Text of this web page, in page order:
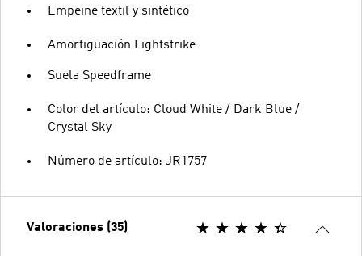
Empeine textil y sintético
Amortiguación Lightstrike
Suela Speedframe
Color del artículo: Cloud White / Dark Blue /
Crystal Sky
Número de artículo: JR1757
Valoraciones (35)